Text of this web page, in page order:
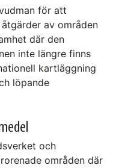
för att
av områden
där den
inte längre finns
kartläggning
löpande
och
områden där